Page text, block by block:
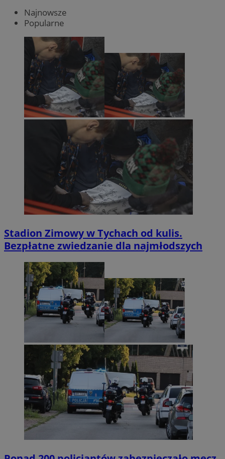
Najnowsze
Popularne
Stadion Zimowy w Tychach od kulis.
Bezpłatne zwiedzanie dla najmłodszych